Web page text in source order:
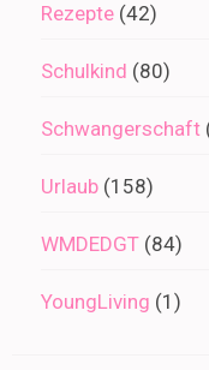
Rezepte (42)
Schulkind (80)
Schwangerschaft
Urlaub (158)
WMDEDGT (84)
YoungLiving (1)